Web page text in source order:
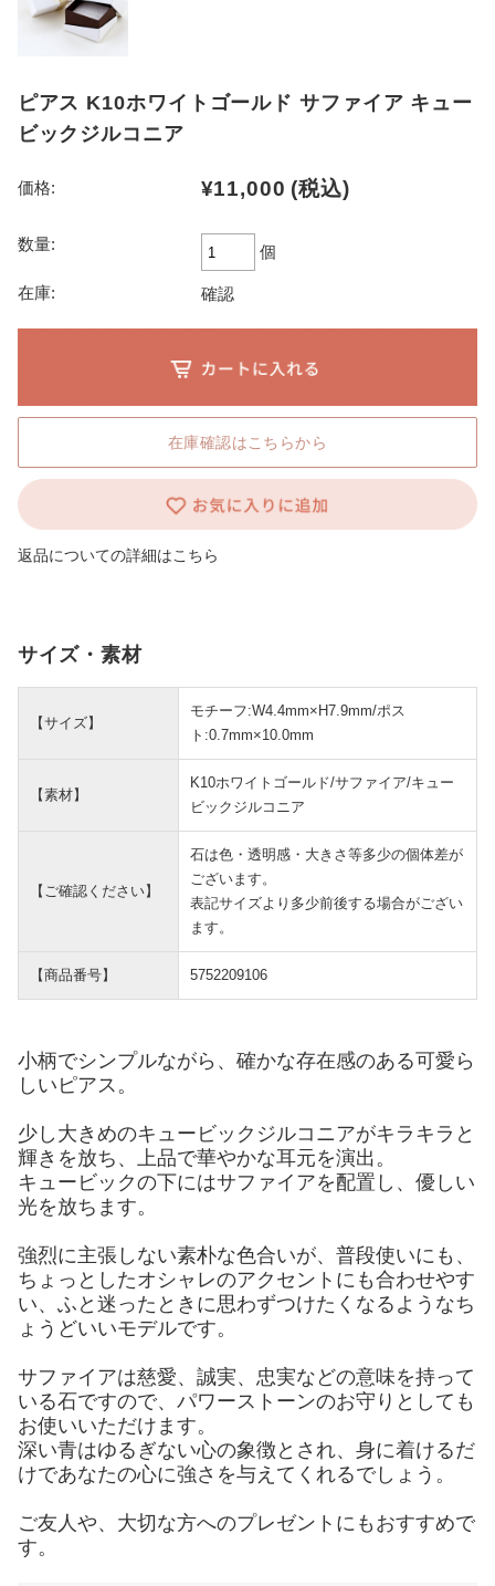
ピアス K10ホワイトゴールド サファイア キュー
ビックジルコニア
価格: ¥11,000 (税込)
数量: 個
在庫: 確認
在庫確認はこちらから
返品についての詳細はこちら
サイズ・素材
【サイズ】
モチーフ:W4.4mm×H7.9mm/ポス
ト:0.7mm×10.0mm
【素材】
K10ホワイトゴールド/サファイア/キュー
ビックジルコニア
【ご確認ください】
石は色・透明感・大きさ等多少の個体差が
ございます。
表記サイズより多少前後する場合がござい
ます。
【商品番号】 5752209106
小柄でシンプルながら、確かな存在感のある可愛ら
しいピアス。
少し大きめのキュービックジルコニアがキラキラと
輝きを放ち、上品で華やかな耳元を演出。
キュービックの下にはサファイアを配置し、優しい
光を放ちます。
強烈に主張しない素朴な色合いが、普段使いにも、
ちょっとしたオシャレのアクセントにも合わせやす
い、ふと迷ったときに思わずつけたくなるようなち
ょうどいいモデルです。
サファイアは慈愛、誠実、忠実などの意味を持って
いる石ですので、パワーストーンのお守りとしても
お使いいただけます。
深い青はゆるぎない心の象徴とされ、身に着けるだ
けであなたの心に強さを与えてくれるでしょう。
ご友人や、大切な方へのプレゼントにもおすすめで
す。